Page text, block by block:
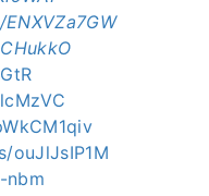
ouJlJsIP1M
nbm